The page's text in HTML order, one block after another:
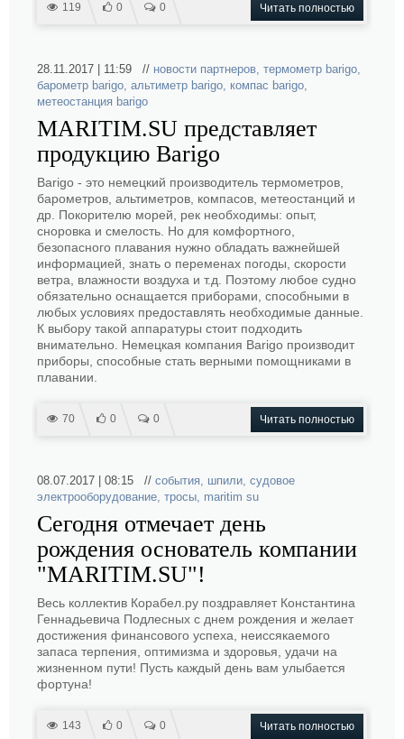
119 0 0 Читать полностью
28.11.2017 | 11:59 // новости партнеров, термометр barigo,
барометр barigo, альтиметр barigo, компас barigo,
метеостанция barigo
MARITIM.SU представляет
продукцию Barigo
Barigo - это немецкий производитель термометров,
барометров, альтиметров, компасов, метеостанций и
др. Покорителю морей, рек необходимы: опыт,
сноровка и смелость. Но для комфортного,
безопасного плавания нужно обладать важнейшей
информацией, знать о переменах погоды, скорости
ветра, влажности воздуха и т.д. Поэтому любое судно
обязательно оснащается приборами, способными в
любых условиях предоставлять необходимые данные.
К выбору такой аппаратуры стоит подходить
внимательно. Немецкая компания Barigo производит
приборы, способные стать верными помощниками в
плавании.
70 0 0 Читать полностью
08.07.2017 | 08:15 // события, шпили, судовое
электрооборудование, тросы, maritim su
Сегодня отмечает день
рождения основатель компании
"MARITIM.SU"!
Весь коллектив Корабел.ру поздравляет Константина
Геннадьевича Подлесных с днем рождения и желает
достижения финансового успеха, неиссякаемого
запаса терпения, оптимизма и здоровья, удачи на
жизненном пути! Пусть каждый день вам улыбается
фортуна!
143 0 0 Читать полностью